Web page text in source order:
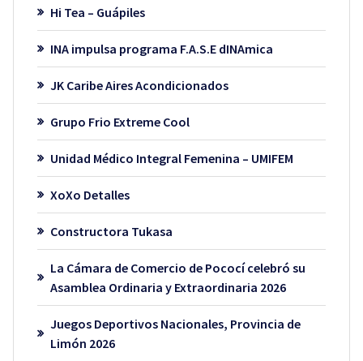
Hi Tea – Guápiles
INA impulsa programa F.A.S.E dINAmica
JK Caribe Aires Acondicionados
Grupo Frio Extreme Cool
Unidad Médico Integral Femenina – UMIFEM
XoXo Detalles
Constructora Tukasa
La Cámara de Comercio de Pococí celebró su
Asamblea Ordinaria y Extraordinaria 2026
Juegos Deportivos Nacionales, Provincia de
Limón 2026